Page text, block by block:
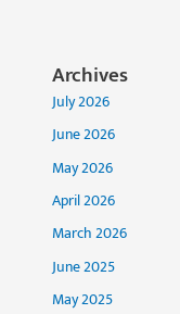
Archives
July 2026
June 2026
May 2026
April 2026
March 2026
June 2025
May 2025